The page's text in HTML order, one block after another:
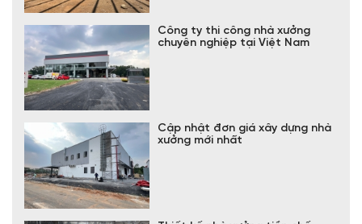
Công ty thi công nhà xưởng
chuyên nghiệp tại Việt Nam
Cập nhật đơn giá xây dựng nhà
xưởng mới nhất